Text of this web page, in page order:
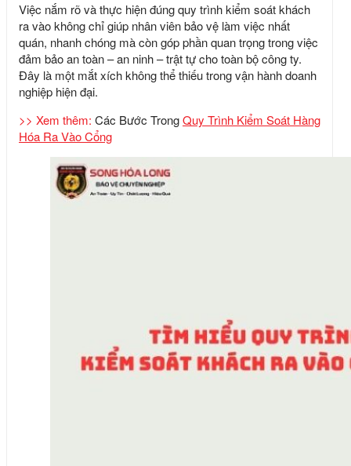
Việc nắm rõ và thực hiện đúng quy trình kiểm soát khách
ra vào không chỉ giúp nhân viên bảo vệ làm việc nhất
quán, nhanh chóng mà còn góp phần quan trọng trong việc
đảm bảo an toàn – an ninh – trật tự cho toàn bộ công ty.
Đây là một mắt xích không thể thiếu trong vận hành doanh
nghiệp hiện đại.
>> Xem thêm: Các Bước TrongQuy Trình Kiểm Soát Hàng
Hóa Ra Vào Cổng